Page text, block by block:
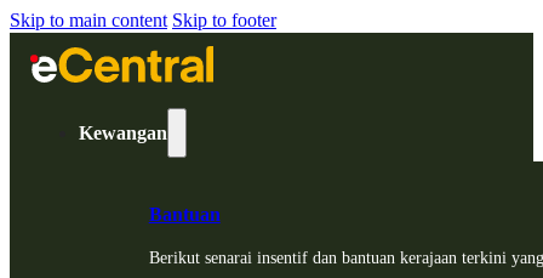
Skip to main content Skip to footer
Kewangan
Bantuan
Berikut senarai insentif dan bantuan kerajaan terkini